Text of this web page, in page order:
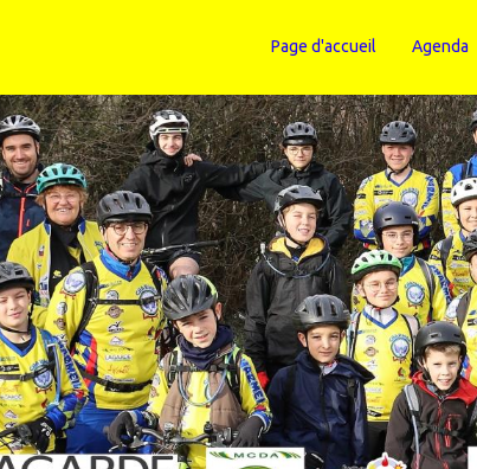
Page d'accueil Agenda